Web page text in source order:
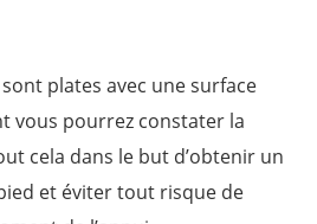
plates avec une surface
vous pourrez constater la
cela dans le but d’obtenir un
et éviter tout risque de